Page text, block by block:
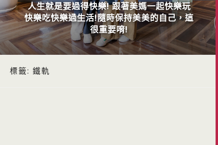
人生就是要過得快樂! 跟著美媽一起快樂玩
快樂吃快樂過生活!隨時保持美美的自己，這
很重要唷!
標籤: 鐵軌